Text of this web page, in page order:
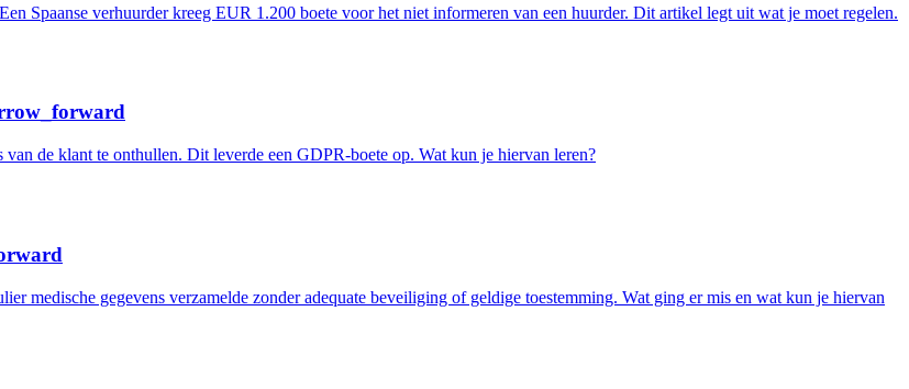
Spaanse verhuurder kreeg EUR 1.200 boete voor het niet informeren van een huurder. Dit artikel legt uit wat je moet regelen.
de klant te onthullen. Dit leverde een GDPR-boete op. Wat kun je hiervan leren?
medische gegevens verzamelde zonder adequate beveiliging of geldige toestemming. Wat ging er mis en wat kun je hiervan